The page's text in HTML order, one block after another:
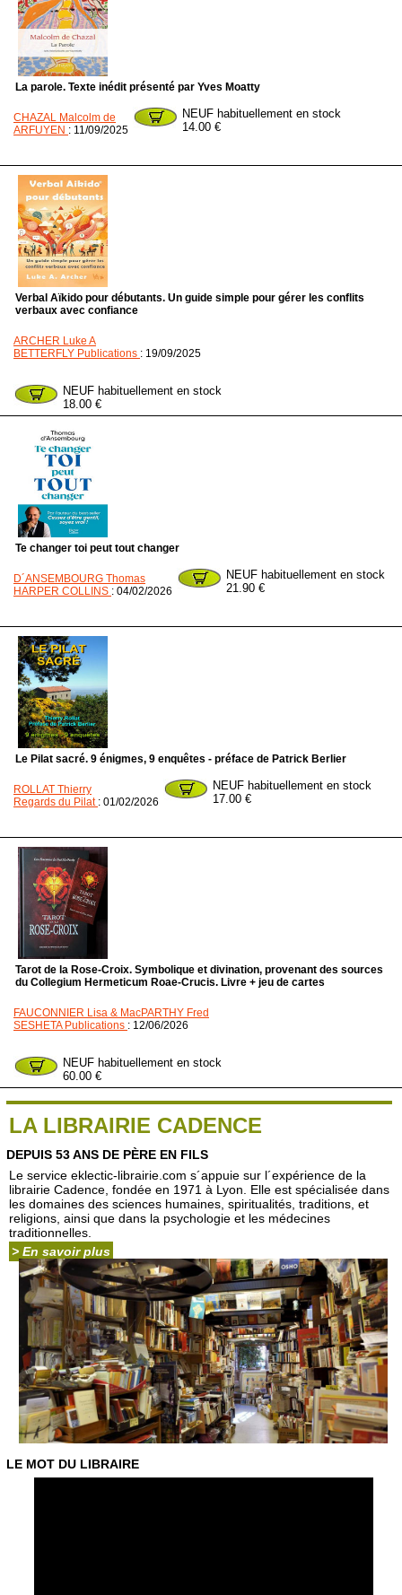
La parole. Texte inédit présenté par Yves Moatty
CHAZAL Malcolm de
ARFUYEN : 11/09/2025
NEUF habituellement en stock
14.00 €
Verbal Aïkido pour débutants. Un guide simple pour gérer les conflits
verbaux avec confiance
ARCHER Luke A
BETTERFLY Publications : 19/09/2025
NEUF habituellement en stock
18.00 €
Te changer toi peut tout changer
D´ANSEMBOURG Thomas
HARPER COLLINS : 04/02/2026
NEUF habituellement en stock
21.90 €
Le Pilat sacré. 9 énigmes, 9 enquêtes - préface de Patrick Berlier
ROLLAT Thierry
Regards du Pilat : 01/02/2026
NEUF habituellement en stock
17.00 €
Tarot de la Rose-Croix. Symbolique et divination, provenant des sources
du Collegium Hermeticum Roae-Crucis. Livre + jeu de cartes
FAUCONNIER Lisa & MacPARTHY Fred
SESHETA Publications : 12/06/2026
NEUF habituellement en stock
60.00 €
LA LIBRAIRIE CADENCE
DEPUIS 53 ANS DE PÈRE EN FILS
Le service eklectic-librairie.com s´appuie sur l´expérience de la
librairie Cadence, fondée en 1971 à Lyon. Elle est spécialisée dans
les domaines des sciences humaines, spiritualités, traditions, et
religions, ainsi que dans la psychologie et les médecines
traditionnelles.
> En savoir plus
LE MOT DU LIBRAIRE